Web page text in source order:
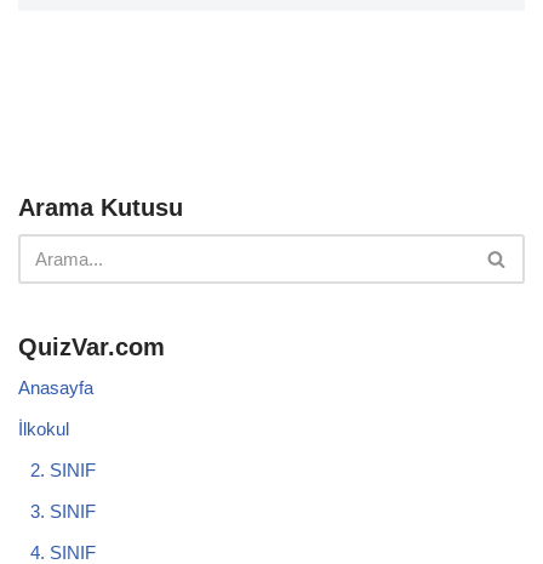
Arama Kutusu
QuizVar.com
Anasayfa
İlkokul
2. SINIF
3. SINIF
4. SINIF